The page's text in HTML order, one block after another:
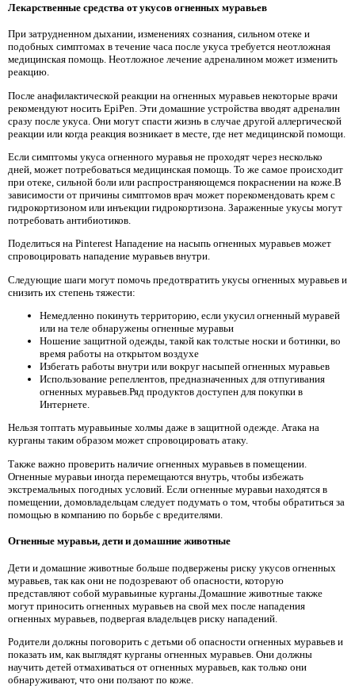
Лекарственные средства от укусов огненных муравьев
При затрудненном дыхании, изменениях сознания, сильном отеке и
подобных симптомах в течение часа после укуса требуется неотложная
медицинская помощь. Неотложное лечение адреналином может изменить
реакцию.
После анафилактической реакции на огненных муравьев некоторые врачи
рекомендуют носить EpiPen. Эти домашние устройства вводят адреналин
сразу после укуса. Они могут спасти жизнь в случае другой аллергической
реакции или когда реакция возникает в месте, где нет медицинской помощи.
Если симптомы укуса огненного муравья не проходят через несколько
дней, может потребоваться медицинская помощь. То же самое происходит
при отеке, сильной боли или распространяющемся покраснении на коже.В
зависимости от причины симптомов врач может порекомендовать крем с
гидрокортизоном или инъекции гидрокортизона. Зараженные укусы могут
потребовать антибиотиков.
Поделиться на Pinterest Нападение на насыпь огненных муравьев может
спровоцировать нападение муравьев внутри.
Следующие шаги могут помочь предотвратить укусы огненных муравьев и
снизить их степень тяжести:
Немедленно покинуть территорию, если укусил огненный муравей
или на теле обнаружены огненные муравьи
Ношение защитной одежды, такой как толстые носки и ботинки, во
время работы на открытом воздухе
Избегать работы внутри или вокруг насыпей огненных муравьев
Использование репеллентов, предназначенных для отпугивания
огненных муравьев.Ряд продуктов доступен для покупки в
Интернете.
Нельзя топтать муравьиные холмы даже в защитной одежде. Атака на
курганы таким образом может спровоцировать атаку.
Также важно проверить наличие огненных муравьев в помещении.
Огненные муравьи иногда перемещаются внутрь, чтобы избежать
экстремальных погодных условий. Если огненные муравьи находятся в
помещении, домовладельцам следует подумать о том, чтобы обратиться за
помощью в компанию по борьбе с вредителями.
Огненные муравьи, дети и домашние животные
Дети и домашние животные больше подвержены риску укусов огненных
муравьев, так как они не подозревают об опасности, которую
представляют собой муравьиные курганы.Домашние животные также
могут приносить огненных муравьев на свой мех после нападения
огненных муравьев, подвергая владельцев риску нападений.
Родители должны поговорить с детьми об опасности огненных муравьев и
показать им, как выглядят курганы огненных муравьев. Они должны
научить детей отмахиваться от огненных муравьев, как только они
обнаруживают, что они ползают по коже.